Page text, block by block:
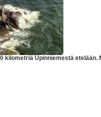
Upinniemestä